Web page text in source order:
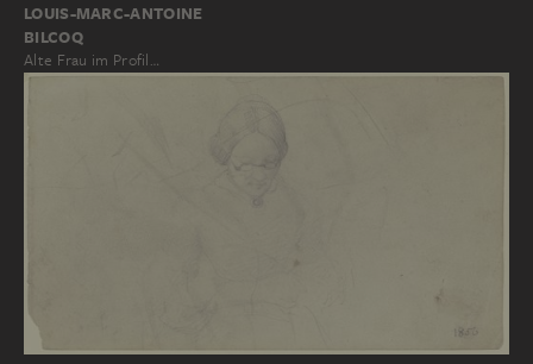
LOUIS-MARC-ANTOINE
BILCOQ
Alte Frau im Profil…